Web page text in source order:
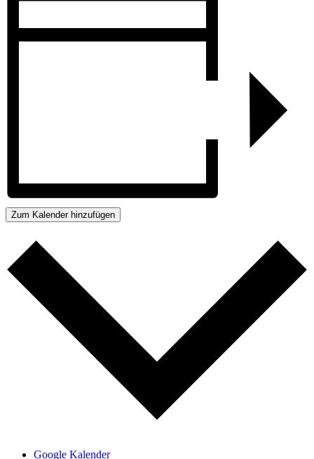
Zum Kalender hinzufügen
Google Kalender